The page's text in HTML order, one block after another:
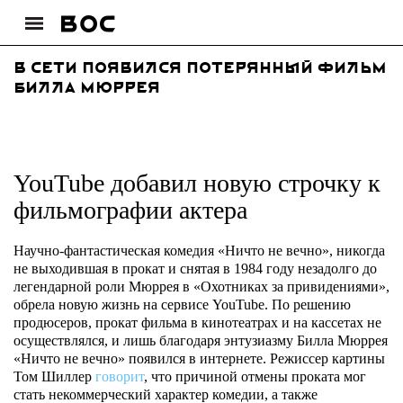
В Сети появился потерянный фильм
Билла Мюррея
YouTube добавил новую строчку к
фильмографии актера
Научно-фантастическая комедия «Ничто не вечно», никогда
не выходившая в прокат и снятая в 1984 году незадолго до
легендарной роли Мюррея в «Охотниках за привидениями»,
обрела новую жизнь на сервисе YouTube. По решению
продюсеров, прокат фильма в кинотеатрах и на кассетах не
осуществлялся, и лишь благодаря энтузиазму Билла Мюррея
«Ничто не вечно» появился в интернете. Режиссер картины
Том Шиллер говорит, что причиной отмены проката мог
стать некоммерческий характер комедии, а также